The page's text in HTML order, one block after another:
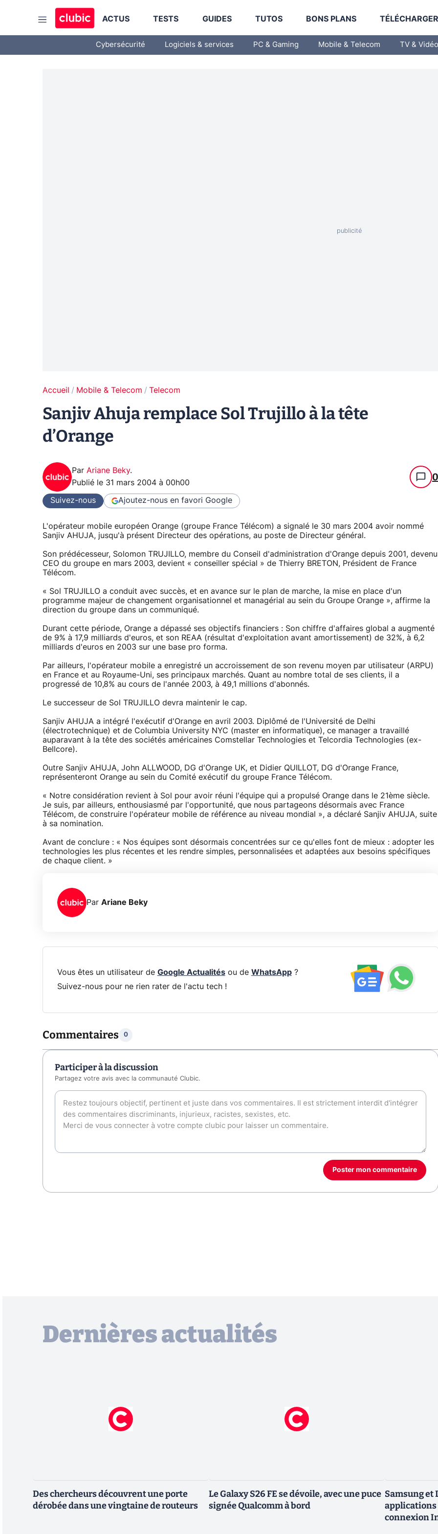
ACTUS TESTS GUIDES TUTOS BONS PLANS
Cybersécurité Logiciels & services PC & Gaming Mobile & Telecom TV & Vidéo
Accueil Mobile & Telecom Telecom
Sanjiv Ahuja remplace Sol Trujillo à la tête
d’Orange
Par Ariane Beky.
Publié le 31 mars 2004 à 00h00 0
Suivez-nous Ajoutez-nous en favori Google
L'opérateur mobile européen Orange (groupe France Télécom) a signalé le 30 mars 2004 avoir nommé
Sanjiv AHUJA, jusqu'à présent Directeur des opérations, au poste de Directeur général.
Son prédécesseur, Solomon TRUJILLO, membre du Conseil d'administration d'Orange depuis 2001, devenu
CEO du groupe en mars 2003, devient « conseiller spécial » de Thierry BRETON, Président de France
Télécom.
« Sol TRUJILLO a conduit avec succès, et en avance sur le plan de marche, la mise en place d'un
programme majeur de changement organisationnel et managérial au sein du Groupe Orange », affirme la
direction du groupe dans un communiqué.
Durant cette période, Orange a dépassé ses objectifs financiers : Son chiffre d'affaires global a augmenté
de 9% à 17,9 milliards d'euros, et son REAA (résultat d'exploitation avant amortissement) de 32%, à 6,2
milliards d'euros en 2003 sur une base pro forma.
Par ailleurs, l'opérateur mobile a enregistré un accroissement de son revenu moyen par utilisateur (ARPU)
en France et au Royaume-Uni, ses principaux marchés. Quant au nombre total de ses clients, il a
progressé de 10,8% au cours de l'année 2003, à 49,1 millions d'abonnés.
Le successeur de Sol TRUJILLO devra maintenir le cap.
Sanjiv AHUJA a intégré l'exécutif d'Orange en avril 2003. Diplômé de l'Université de Delhi
(électrotechnique) et de Columbia University NYC (master en informatique), ce manager a travaillé
auparavant à la tête des sociétés américaines Comstellar Technologies et Telcordia Technologies (ex-
Bellcore).
Outre Sanjiv AHUJA, John ALLWOOD, DG d'Orange UK, et Didier QUILLOT, DG d'Orange France,
représenteront Orange au sein du Comité exécutif du groupe France Télécom.
« Notre considération revient à Sol pour avoir réuni l'équipe qui a propulsé Orange dans le 21ème siècle.
Je suis, par ailleurs, enthousiasmé par l'opportunité, que nous partageons désormais avec France
Télécom, de construire l'opérateur mobile de référence au niveau mondial », a déclaré Sanjiv AHUJA, suite
à sa nomination.
Avant de conclure : « Nos équipes sont désormais concentrées sur ce qu'elles font de mieux : adopter les
technologies les plus récentes et les rendre simples, personnalisées et adaptées aux besoins spécifiques
de chaque client. »
Par Ariane Beky
Vous êtes un utilisateur de Google Actualitésou de WhatsApp?
Suivez-nous pour ne rien rater de l'actu tech !
Commentaires 0
Participer à la discussion
Partagez votre avis avec la communauté Clubic.
Poster mon commentaire
Dernières actualités
Des chercheurs découvrent une porte
dérobée dans une vingtaine de routeurs
Le Galaxy S26 FE se dévoile, avec une puce
signée Qualcomm à bord
Samsung et
applications
connexion